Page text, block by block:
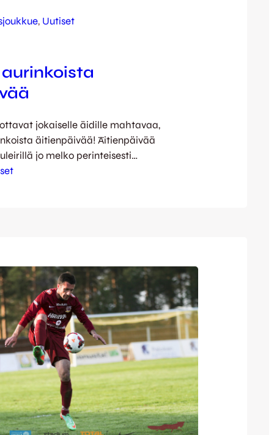
, Uutiset
jokaiselle äidille mahtavaa,
äitienpäivää! Äitienpäivää
jo melko perinteisesti
suuntana tällä kertaa on Mikkeli.